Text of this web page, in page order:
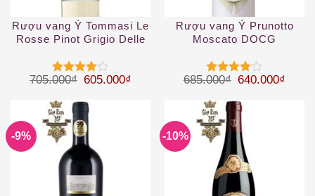
Rượu vang Ý Tommasi Le
Rosse Pinot Grigio Delle
Được
45 sao
705.000₫ Giá gốc là: 705.000₫.
605.000₫ Giá hiện tại là: 605.000₫.
Rượu vang Ý Prunotto
Moscato DOCG
Được
45 sao
685.000₫ Giá gốc là:
640.000₫
-9% -10%